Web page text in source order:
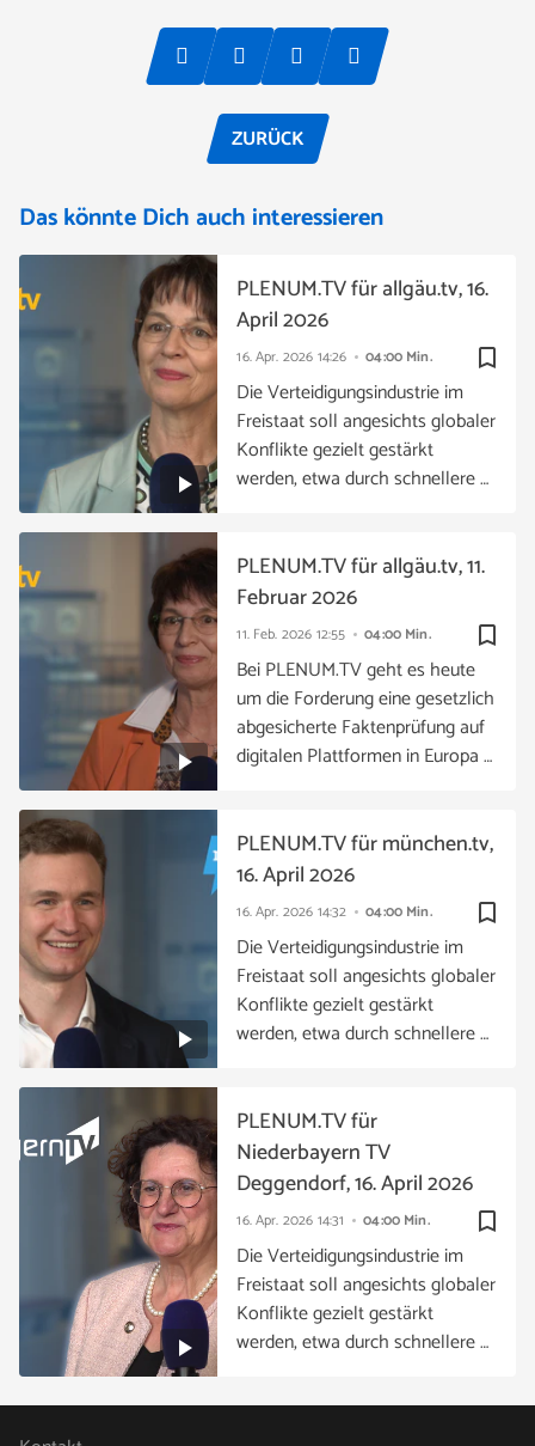
ZURÜCK
Das könnte Dich auch interessieren
bookmark_border
16. Apr. 2026 14:26 04:00 Min.
PLENUM.TV für allgäu.tv, 16.
April 2026
Die Verteidigungsindustrie im
Freistaat soll angesichts globaler
Konflikte gezielt gestärkt
werden, etwa durch schnellere …
bookmark_border
11. Feb. 2026 12:55 04:00 Min.
PLENUM.TV für allgäu.tv, 11.
Februar 2026
Bei PLENUM.TV geht es heute
um die Forderung eine gesetzlich
abgesicherte Faktenprüfung auf
digitalen Plattformen in Europa …
bookmark_border
16. Apr. 2026 14:32 04:00 Min.
PLENUM.TV für münchen.tv,
16. April 2026
Die Verteidigungsindustrie im
Freistaat soll angesichts globaler
Konflikte gezielt gestärkt
werden, etwa durch schnellere …
bookmark_border
16. Apr. 2026 14:31 04:00 Min.
PLENUM.TV für
Niederbayern TV
Deggendorf, 16. April 2026
Die Verteidigungsindustrie im
Freistaat soll angesichts globaler
Konflikte gezielt gestärkt
werden, etwa durch schnellere …